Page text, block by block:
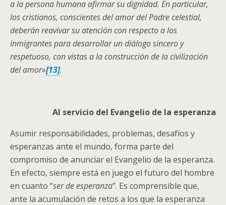
a la persona humana afirmar su dignidad. En particular,
los cristianos, conscientes del amor del Padre celestial,
deberán reavivar su atención con respecto a los
inmigrantes para desarrollar un diálogo sincero y
respetuoso, con vistas a la construcción de la civilización
del amor»[13].
Al servicio del Evangelio de la esperanza
Asumir responsabilidades, problemas, desafíos y
esperanzas ante el mundo, forma parte del
compromiso de anunciar el Evangelio de la esperanza.
En efecto, siempre está en juego el futuro del hombre
en cuanto “ser de esperanza”. Es comprensible que,
ante la acumulación de retos a los que la esperanza